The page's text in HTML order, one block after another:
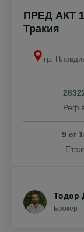
ПРЕД АКТ
Тракия
гр.
Реф
9 от
Етаж
Тодор
Брокер